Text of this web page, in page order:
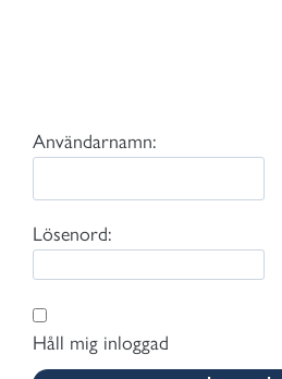
Användarnamn:
Lösenord:
Håll mig inloggad